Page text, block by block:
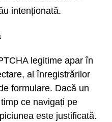
intenționată.
legitime apar în
al înregistrărilor
formulare. Dacă un
ce navigați pe
este justificată.